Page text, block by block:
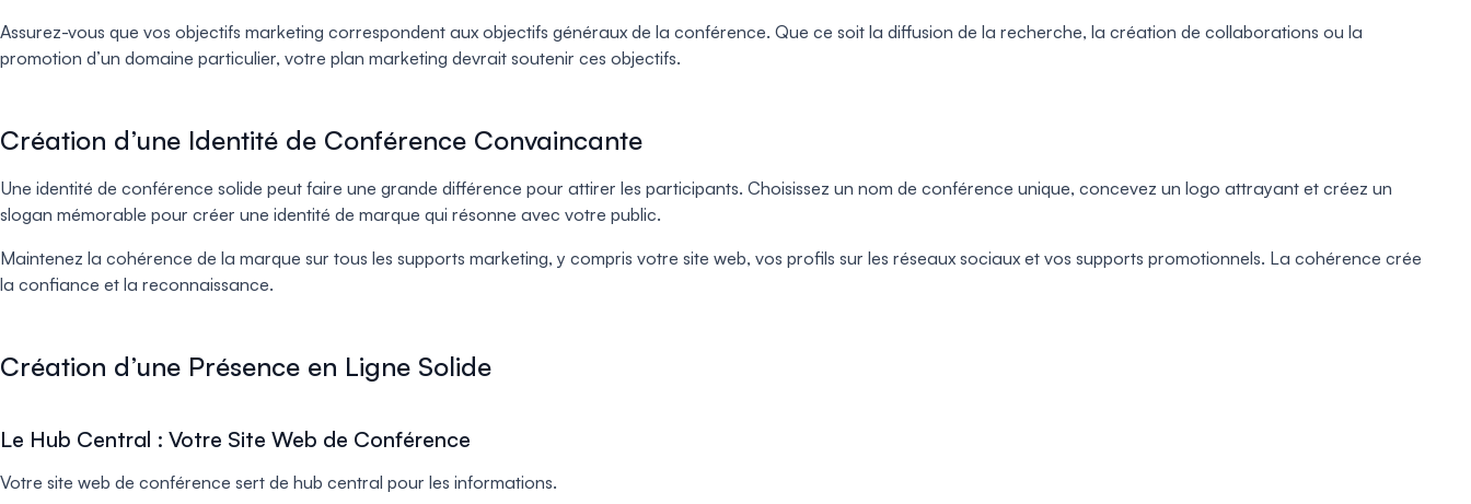
Assurez-vous que vos objectifs marketing correspondent aux objectifs généraux de la conférence. Que ce soit la diffusion de la recherche, la création de collaborations ou la
promotion d’un domaine particulier, votre plan marketing devrait soutenir ces objectifs.
Création d’une Identité de Conférence Convaincante
Une identité de conférence solide peut faire une grande différence pour attirer les participants. Choisissez un nom de conférence unique, concevez un logo attrayant et créez un
slogan mémorable pour créer une identité de marque qui résonne avec votre public.
Maintenez la cohérence de la marque sur tous les supports marketing, y compris votre site web, vos profils sur les réseaux sociaux et vos supports promotionnels. La cohérence crée
la confiance et la reconnaissance.
Création d’une Présence en Ligne Solide
Le Hub Central : Votre Site Web de Conférence
Votre site web de conférence sert de hub central pour les informations.